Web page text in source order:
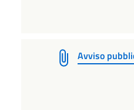
Avviso